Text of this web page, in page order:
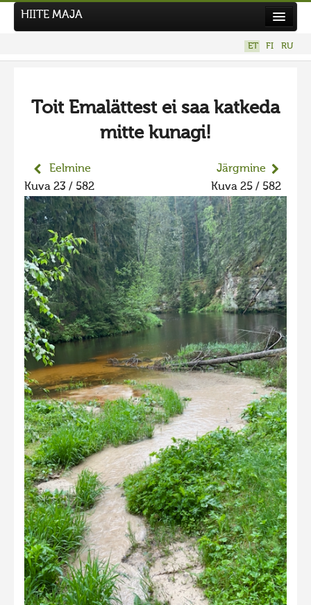
Tegutse
Kuvavõistlused
UUS KUVAVÕISTLUS
Hiite kuvavõistlus 2026
VANEMAD KUVAVÕISTLUSED
Hiite kuvavõistlus 2025
Hiite kuvavõistlus 2025 lisa
Liikuvad kuvad 2025
Hiite kuvavõistlus 2024
Hiite kuvavõistlus 2024 lisa
Liikuvad kuvad 2024
Hiite kuvavõistlus 2023
Hiite kuvavõistlus 2023 lisa
Liikuvad kuvad 2023
Hiite kuvavõistlus 2022
Hiite kuvavõistlus 2022 lisa
Liikuvad kuvad 2022
Hiite kuvavõistlus 2021
Hiite kuvavõistlus 2021 lisa
HIITE MAJA
ET FI RU
Toit Emalättest ei saa katkeda
mitte kunagi!
Eelmine
Kuva 23 / 582
Järgmine
Kuva 25 / 582